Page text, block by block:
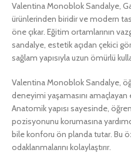
Valentina Monoblok Sandalye,
ürünlerinden biridir ve modern
öne çıkar. Eğitim ortamlarının
sandalye, estetik açıdan çekici
sağlam yapısıyla uzun ömürlü
Valentina Monoblok Sandalye,
deneyimi yaşamasını
Anatomik yapısı sayesinde,
pozisyonunu korumasına
bile konforu ön planda tutar. Bu
odaklanmalarını kolaylaştırır.